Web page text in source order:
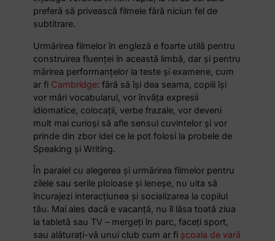
preferă să privească filmele fără niciun fel de
subtitrare.
Urmărirea filmelor în engleză e foarte utilă pentru
construirea fluenței în această limbă, dar și pentru
mărirea performanțelor la teste și examene, cum
ar fi Cambridge: fără să își dea seama, copiii își
vor mări vocabularul, vor învăța expresii
idiomatice, colocații, verbe frazale, vor deveni
mult mai curioși să afle sensul cuvintelor și vor
prinde din zbor idei ce le pot folosi la probele de
Speaking și Writing.
În paralel cu alegerea și urmărirea filmelor pentru
zilele sau serile ploioase și leneșe, nu uita să
încurajezi interacțiunea și socializarea la copilul
tău. Mai ales dacă e vacanță, nu îl lăsa toată ziua
la tabletă sau TV – mergeți în parc, faceți sport,
sau alăturați-vă unui club cum ar fi școala de vară